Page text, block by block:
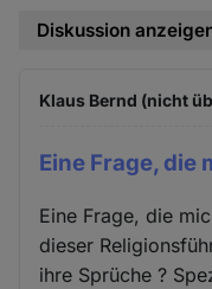
Diskussion
Klaus Bernd (nicht
Eine Frage, die
Eine Frage, die
dieser
ihre Sprüche ?